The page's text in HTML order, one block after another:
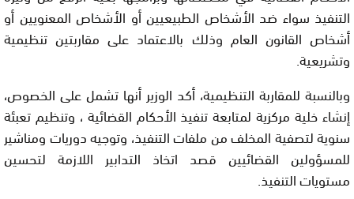
التنفيذ سواء ضد الأشخاص الطبيعيين أو الأشخاص المعنويين أو
أشخاص القانون العام وذلك بالاعتماد على مقاربتين تنظيمية
وتشريعية.
وبالنسبة للمقاربة التنظيمية، أكد الوزير أنها تشمل على الخصوص،
إنشاء خلية مركزية لمتابعة تنفيذ الأحكام القضائية ، وتنظيم تعبئة
سنوية لتصفية المخلف من ملفات التنفيذ، وتوجيه دوريات ومناشير
للمسؤولين القضائيين قصد اتخاذ التدابير اللازمة لتحسين
مستويات التنفيذ.